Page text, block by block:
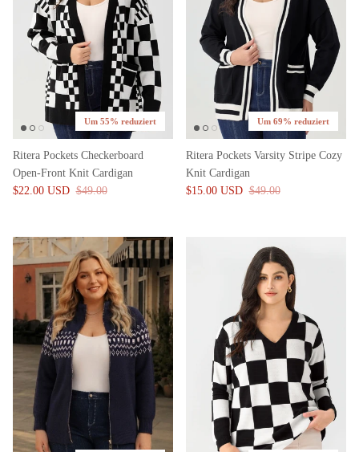
Um 55% reduziert
Ritera Pockets Checkerboard
Open-Front Knit Cardigan
$22.00 USD $49.00
Um 69% reduziert
Ritera Pockets Varsity Stripe Cozy
Knit Cardigan
$15.00 USD $49.00